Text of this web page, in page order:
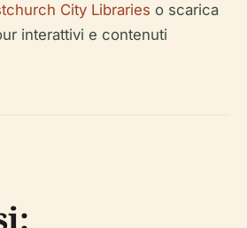
City Libraries o scarica
interattivi e contenuti